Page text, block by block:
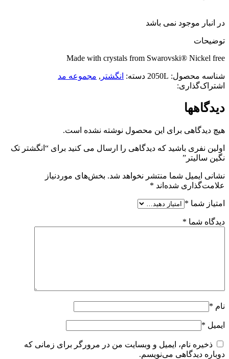
در انبار موجود نمی باشد
توضیحات
Made with crystals from Swarovski® Nickel free
شناسه محصول: 2050L دسته: انگشتر , مجموعه مد
اشتراک‌گذاری:
دیدگاهها
هیچ دیدگاهی برای این محصول نوشته نشده است.
اولین نفری باشید که دیدگاهی را ارسال می کنید برای “انگشتر تک
نگین سالیتر”
نشانی ایمیل شما منتشر نخواهد شد. بخش‌های موردنیاز
علامت‌گذاری شده‌اند *
امتیاز شما *
دیدگاه شما *
نام *
ایمیل *
ذخیره نام، ایمیل و وبسایت من در مرورگر برای زمانی که
دوباره دیدگاهی می‌نویسم.